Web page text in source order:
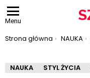
Menu
Jesteś tutaj:
Strona główna NAUKA
NAUKA STYL ŻYCIA